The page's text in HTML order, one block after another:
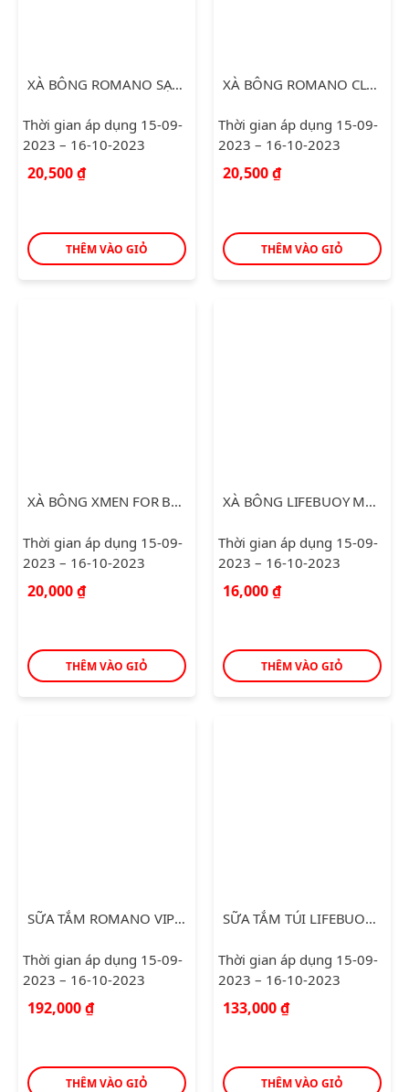
XÀ BÔNG ROMANO SẠCH KHUẨN CLASSIC 90G
Thời gian áp dụng 15-09-
2023 – 16-10-2023
20,500₫
THÊM VÀO GIỎ
XÀ BÔNG ROMANO CLASSIC 90G
Thời gian áp dụng 15-09-
2023 – 16-10-2023
20,500₫
THÊM VÀO GIỎ
XÀ BÔNG XMEN FOR BOSS INTENSE 75GR
Thời gian áp dụng 15-09-
2023 – 16-10-2023
20,000₫
THÊM VÀO GIỎ
XÀ BÔNG LIFEBUOY MẬT ONG & NGHỆ 90G
Thời gian áp dụng 15-09-
2023 – 16-10-2023
16,000₫
THÊM VÀO GIỎ
SỮA TẮM ROMANO VIP 650G
Thời gian áp dụng 15-09-
2023 – 16-10-2023
192,000₫
THÊM VÀO GIỎ
SỮA TẮM TÚI LIFEBUOY BẢO VỆ VƯỢT TRỘI 10 850G
Thời gian áp dụng 15-09-
2023 – 16-10-2023
133,000₫
THÊM VÀO GIỎ